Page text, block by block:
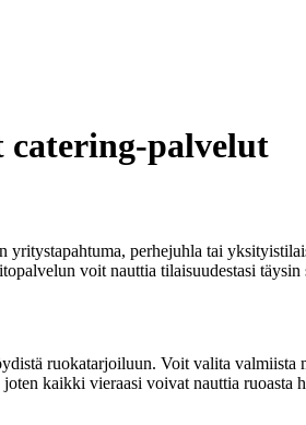
palvelut
perhejuhla tai
voit nauttia tilaisuudestasi täysin
ruokatarjoiluun. Voit valita valmiista
kaikki vieraasi voivat nauttia ruoasta